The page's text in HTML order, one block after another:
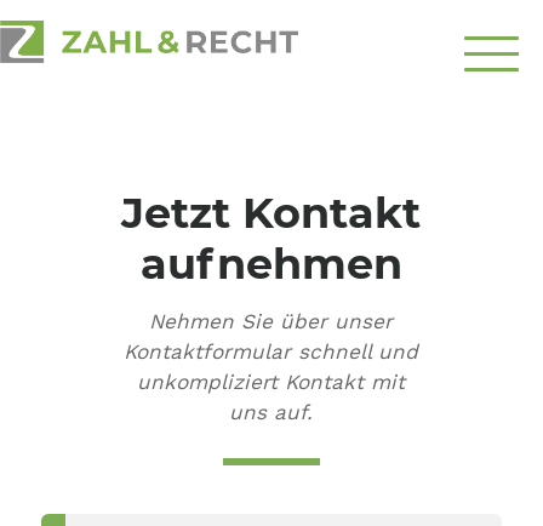
Schwerpunkte
Top-Themen
Jetzt Kontakt
aufnehmen
Nehmen Sie über unser
Kontaktformular schnell und
unkompliziert Kontakt mit
uns auf.